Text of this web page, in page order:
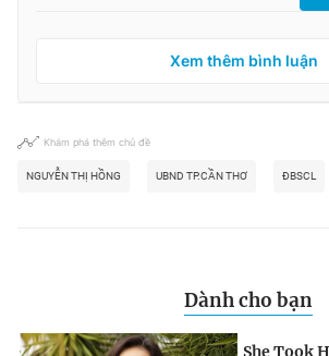
Xem thêm bình luận
Khám phá thêm chủ đề
NGUYỄN THỊ HỒNG UBND TP.CẦN THƠ ĐBSCL